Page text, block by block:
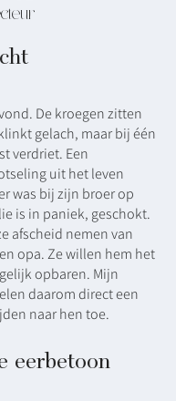
De kroegen zitten
gelach, maar bij één
verdriet. Een
uit het leven
was bij zijn broer op
is in paniek, geschokt.
afscheid nemen van
opa. Ze willen hem het
opbaren. Mijn
daarom direct een
naar hen toe.
eerbetoon